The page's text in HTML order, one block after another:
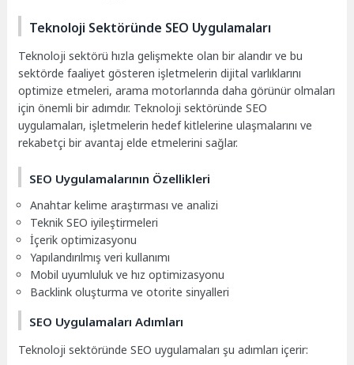
Teknoloji Sektöründe SEO Uygulamaları
Teknoloji sektörü hızla gelişmekte olan bir alandır ve bu
sektörde faaliyet gösteren işletmelerin dijital varlıklarını
optimize etmeleri, arama motorlarında daha görünür olmaları
için önemli bir adımdır. Teknoloji sektöründe SEO
uygulamaları, işletmelerin hedef kitlelerine ulaşmalarını ve
rekabetçi bir avantaj elde etmelerini sağlar.
SEO Uygulamalarının Özellikleri
Anahtar kelime araştırması ve analizi
Teknik SEO iyileştirmeleri
İçerik optimizasyonu
Yapılandırılmış veri kullanımı
Mobil uyumluluk ve hız optimizasyonu
Backlink oluşturma ve otorite sinyalleri
SEO Uygulamaları Adımları
Teknoloji sektöründe SEO uygulamaları şu adımları içerir: